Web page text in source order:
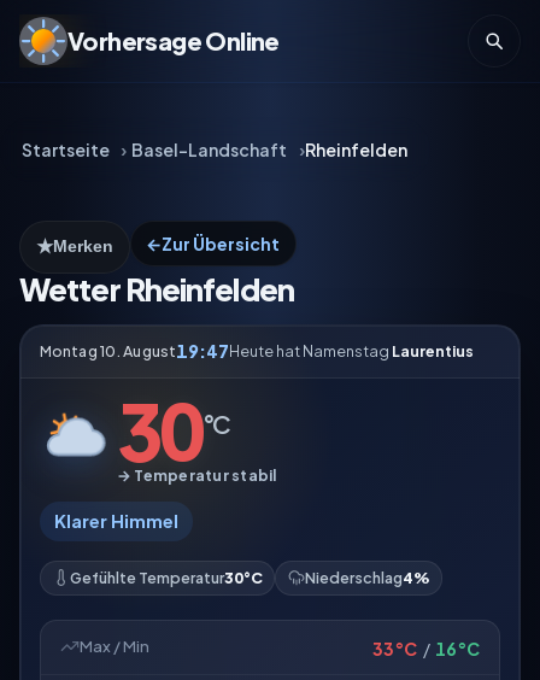
Vorhersage Online
Startseite Basel-Landschaft Rheinfelden
←Zur Übersicht
Wetter Rheinfelden
★Merken
Montag 10. August19:47Heute hat Namenstag Laurentius
30°C
→ Temperatur stabil
Klarer Himmel
Gefühlte Temperatur30°C Niederschlag4%
Max / Min 33°C / 16°C